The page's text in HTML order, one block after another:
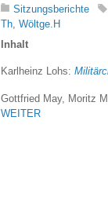
Sitzungsberichte
Th Wöltge.H
Inhalt
Karlheinz Lohs:
Gottfried May, Moritz
WEITER